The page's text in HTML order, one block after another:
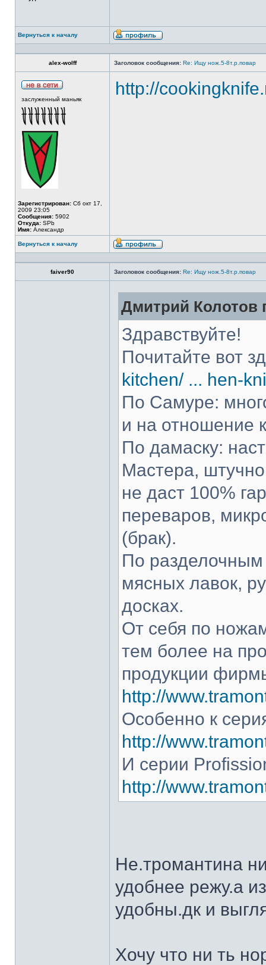
Вернуться к началу
alex-wolff Заголовок сообщения: Re: Ищу нож.5-8т.р.повар
заслуженный маньяк
Зарегистрирован: Сб окт 17,
2009 23:05
Сообщения: 5902
Откуда: SPb
Имя: Александр
http://
Вернуться к началу
faiver90 Заголовок сообщения: Re: Ищу нож.5-8т.р.повар
Дмитрий Колотов
Здравствуйте!
Почитайте вот
kitchen/ ... hen-
По Самуре:
и на отношение
По дамаску:
Мастера,
не даст 100%
переваров,
(брак).
По разделочным
мясных лавок,
досках.
От себя по
тем более на
продукции
http://
Особенно к
http://
И серии
http://
Не.тромантина
удобнее режу.а
удобны.дк и
Хочу что ни ть